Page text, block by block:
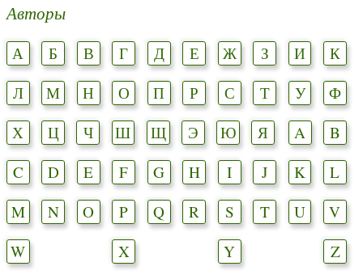
Авторы
А Б В Г Д Е Ж З И
К
Л
М Н О П Р С Т У
Ф
Х
Ц Ч Ш Щ Э Ю Я A
B
C
D E F G H I J K
L
M
N O P Q R S T U
V
W
X Y Z